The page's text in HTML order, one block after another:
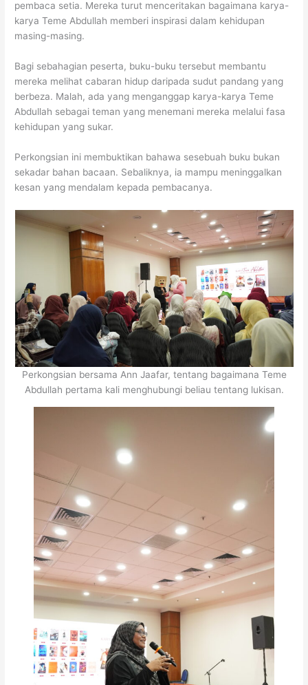
pembaca setia. Mereka turut menceritakan bagaimana karya-
karya Teme Abdullah memberi inspirasi dalam kehidupan
masing-masing.
Bagi sebahagian peserta, buku-buku tersebut membantu
mereka melihat cabaran hidup daripada sudut pandang yang
berbeza. Malah, ada yang menganggap karya-karya Teme
Abdullah sebagai teman yang menemani mereka melalui fasa
kehidupan yang sukar.
Perkongsian ini membuktikan bahawa sesebuah buku bukan
sekadar bahan bacaan. Sebaliknya, ia mampu meninggalkan
kesan yang mendalam kepada pembacanya.
Perkongsian bersama Ann Jaafar, tentang bagaimana Teme
Abdullah pertama kali menghubungi beliau tentang lukisan.